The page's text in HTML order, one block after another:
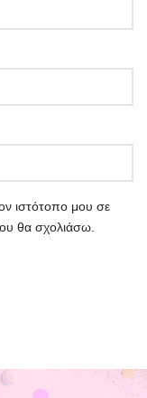
ιστότοπο μου σε
θα σχολιάσω.